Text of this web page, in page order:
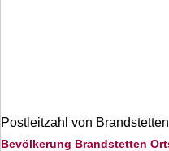
Postleitzahl von
Bevölkerung Brandstetten